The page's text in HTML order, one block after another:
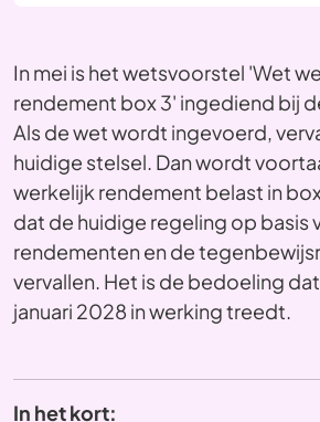
In mei is het wetsvoorstel 'Wet
rendement box 3' ingediend bij
Als de wet wordt ingevoerd,
huidige stelsel. Dan wordt
werkelijk rendement belast in
dat de huidige regeling op basis
rendementen en de
vervallen. Het is de bedoeling
januari 2028 in werking treedt.
In het kort: